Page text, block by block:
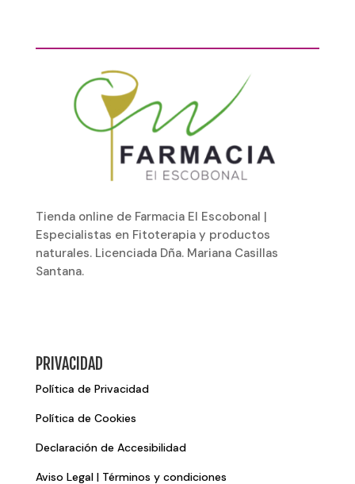
Tienda online de Farmacia El Escobonal |
Especialistas en Fitoterapia y productos
naturales. Licenciada Dña. Mariana Casillas
Santana.
PRIVACIDAD
Política de Privacidad
Política de Cookies
Declaración de Accesibilidad
Aviso Legal | Términos y condiciones